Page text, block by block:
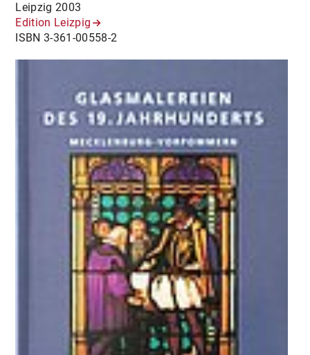
Leipzig 2003
Edition Leizpig
ISBN 3-361-00558-2